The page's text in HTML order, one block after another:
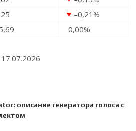
–0,21%
0,00%
описание генератора голоса с